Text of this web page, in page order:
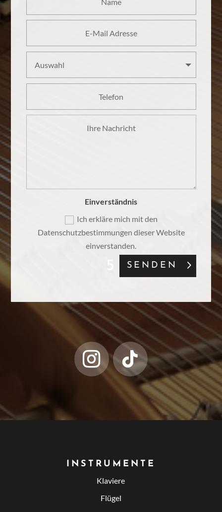
Einverständnis
Ich erkläre mich mit den
Datenschutzbestimmungen dieser Website
einverstanden.
SENDEN
INSTRUMENTE
Klaviere
Flügel